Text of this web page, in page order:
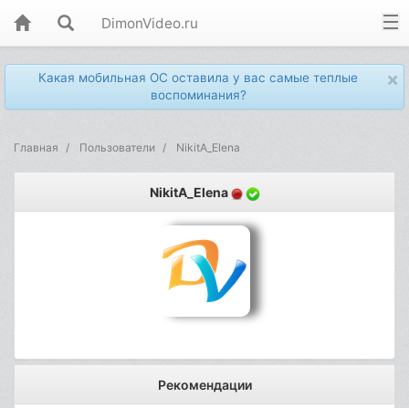
DimonVideo.ru
×
Какая мобильная ОС оставила у вас самые теплые
воспоминания?
Главная Пользователи NikitA_Elena
NikitA_Elena
Рекомендации